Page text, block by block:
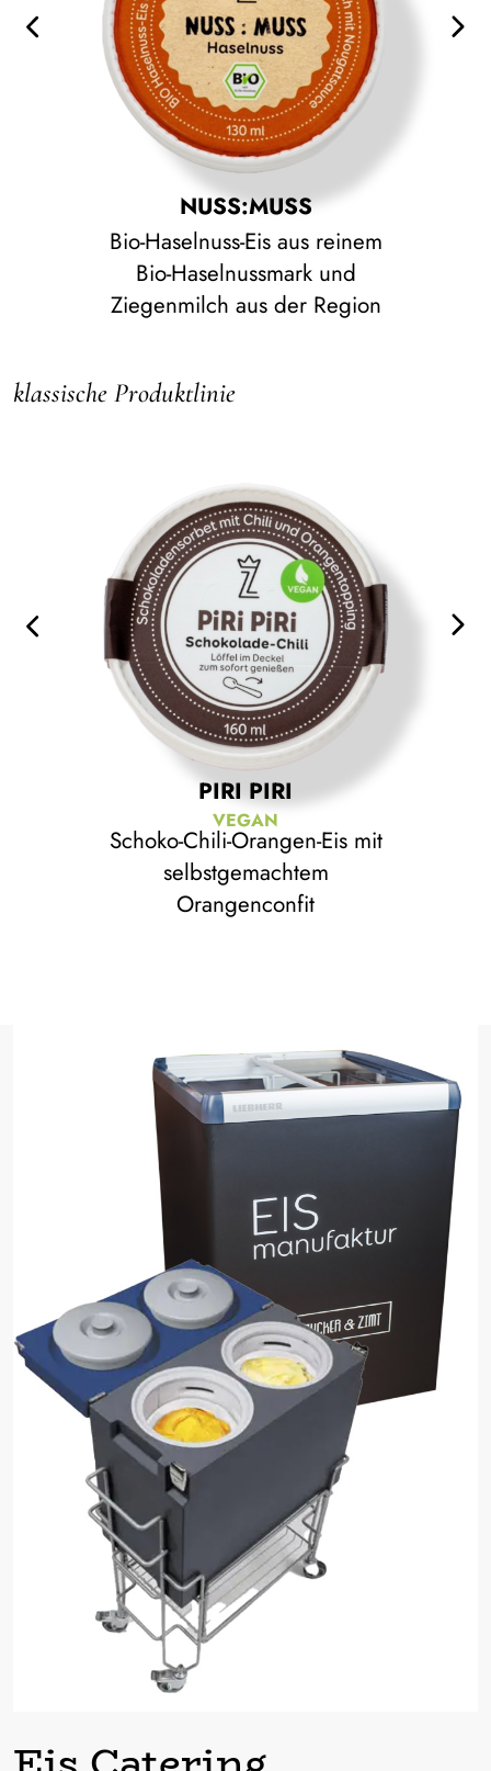
Birne & Schokolade
aus vollreifen Birnen
Orange-Sanddorn
aus Orangen- und Sanddornsaft
Basilikum
Rhabarber-Erdbeer
süß-säuerlicher Genuß mit
knackiger Erdbeerschokolade
Pistazie
Canada Granola
griech. Joghurt-Eis mit
Ahornsirup und Vollkorn-
Schokoladen-Crumbles
Schmand-Mandarine
ein Thüringer Original mit
Streuseln
aus Single-Origin-Kakao
NUSS:MUSS
Bio-Haselnuss-Eis aus reinem
Bio-Haselnussmark und
Ziegenmilch aus der Region
klassische Produktlinie
PIRI PIRI
VEGAN
Schoko-Chili-Orangen-Eis mit
selbstgemachtem
Orangenconfit